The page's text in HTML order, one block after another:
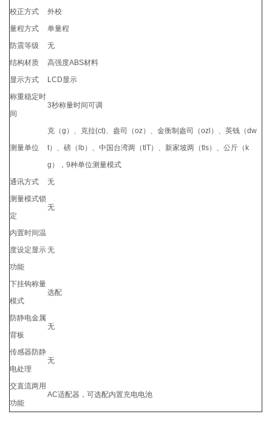
校正方式
外校
量程方式
单量程
防震等级
无
结构材质
高强度ABS材料
显示方式
LCD显示
称重稳定时
间
3秒称量时间可调
测量单位
克（g）、克拉(ct)、盎司（oz）、金衡制盎司（ozl）、英钱（dw
t）、磅（lb）、中国台湾两（tlT）、新家坡两（tls）、公斤（k
g），9种单位测量模式
通讯方式
无
测量模式锁
定
无
内置时间温
度设定显示
功能
无
下挂钩称量
模式
选配
防静电金属
背板
无
传感器防静
电处理
无
交直流两用
功能
AC适配器，可选配内置充电电池